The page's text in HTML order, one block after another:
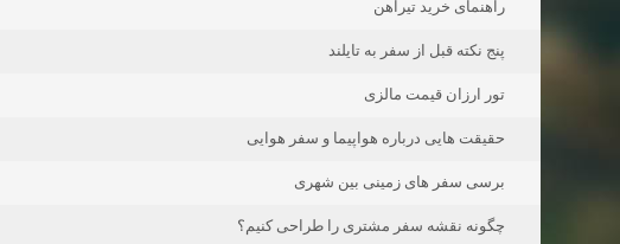
راهنمای خرید تیرآهن
پنج نکته قبل از سفر به تایلند
تور ارزان قیمت مالزی
حقیقت هایی درباره هواپیما و سفر هوایی
برسی سفر های زمینی بین شهری
چگونه نقشه سفر مشتری را طراحی کنیم؟